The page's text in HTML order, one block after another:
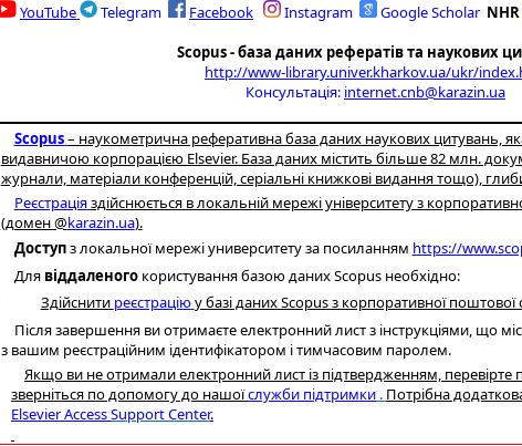
YouTube Telegram Facebook Instagram Google Scholar NHR
Scopus - база даних рефератів та наукових
http://www-library.univer.kharkov.ua/ukr/
Консультація: internet.cnb@karazin.ua
Scopus– наукометрична реферативна база даних наукових цитувань,
видавничою корпорацією Elsevier. База даних містить більше 82 млн.
журнали, матеріали конференцій, серіальні книжкові видання тощо),
Реєстраціяздійснюється в локальній мережі університету з
(домен @karazin.ua).
Доступз локальної мережі университету за посиланням https://
Для віддаленого користування базою даних Scopus необхідно:
Здійснити реєстраціюу базі даних Scopus з корпоративної поштової
Після завершення ви отримаєте електронний лист з інструкціями, що
з вашим реєстраційним ідентифікатором і тимчасовим паролем.
Якщо ви не отримали електронний лист із підтвердженням, перевірте
зверніться по допомогу до нашоїслужби підтримки . Потрібна
Elsevier AccessSupport Center.